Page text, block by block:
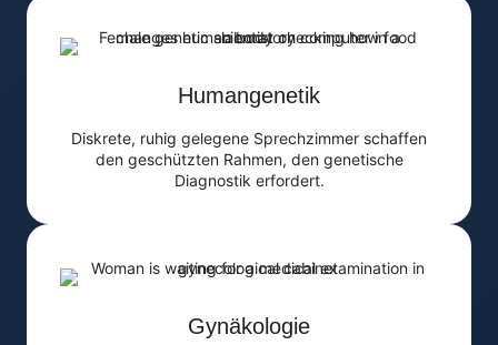
Humangenetik
Diskrete, ruhig gelegene Sprechzimmer schaffen
den geschützten Rahmen, den genetische
Diagnostik erfordert.
Gynäkologie